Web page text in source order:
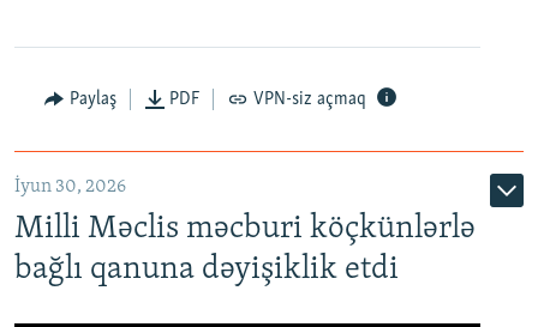
Paylaş PDF VPN-siz açmaq
İyun 30, 2026
Milli Məclis məcburi köçkünlərlə
bağlı qanuna dəyişiklik etdi